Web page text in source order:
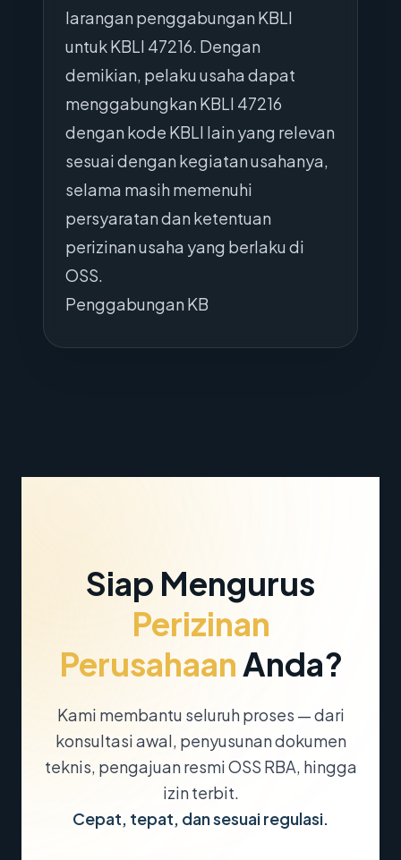
larangan penggabungan KBLI
untuk KBLI 47216. Dengan
demikian, pelaku usaha dapat
menggabungkan KBLI 47216
dengan kode KBLI lain yang relevan
sesuai dengan kegiatan usahanya,
selama masih memenuhi
persyaratan dan ketentuan
perizinan usaha yang berlaku di
OSS.
Penggabungan KB
Siap Mengurus
Perizinan
PerusahaanAnda?
Kami membantu seluruh proses — dari
konsultasi awal, penyusunan dokumen
teknis, pengajuan resmi OSS RBA, hingga
izin terbit.
Cepat, tepat, dan sesuai regulasi.